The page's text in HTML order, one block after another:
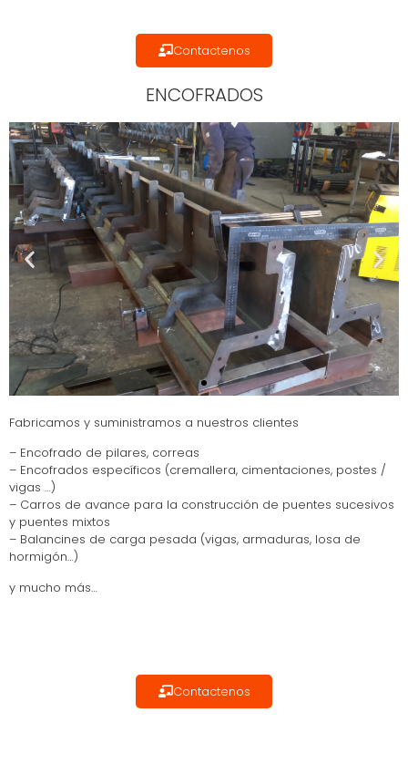
Contactenos
ENCOFRADOS
Fabricamos y suministramos a nuestros clientes
– Encofrado de pilares, correas
– Encofrados específicos (cremallera, cimentaciones, postes /
vigas …)
– Carros de avance para la construcción de puentes sucesivos
y puentes mixtos
– Balancines de carga pesada (vigas, armaduras, losa de
hormigón…)
y mucho más…
Contactenos